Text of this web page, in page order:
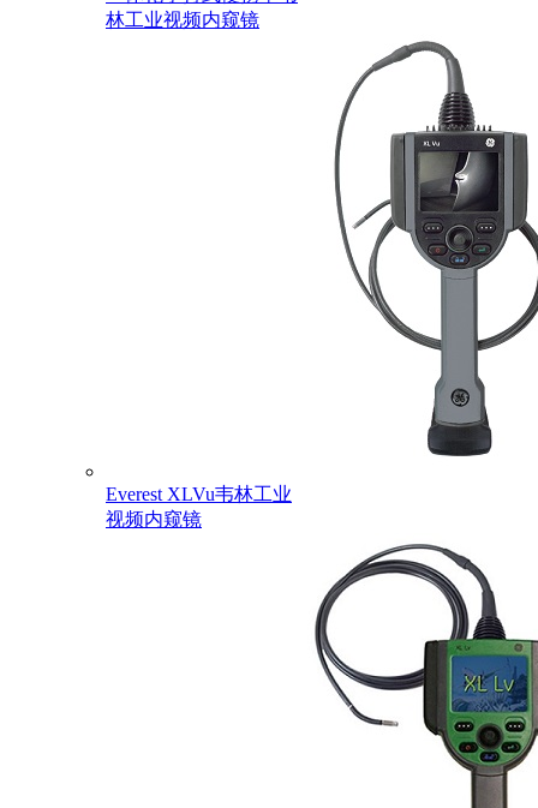
林工业视频内窥镜
Everest XLVu韦林工业
视频内窥镜